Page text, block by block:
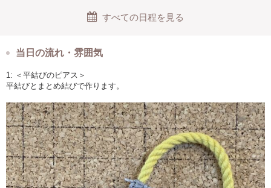
すべての日程を見る
当日の流れ・雰囲気
1: ＜平結びのピアス＞
平結びとまとめ結びで作ります。